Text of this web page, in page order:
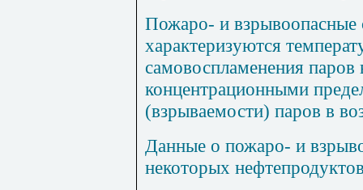
Пожаро- и взрывоопасные
характеризуются
самовоспламенения
концентрационными
(взрываемости) паров в
Данные о пожаро- и
некоторых